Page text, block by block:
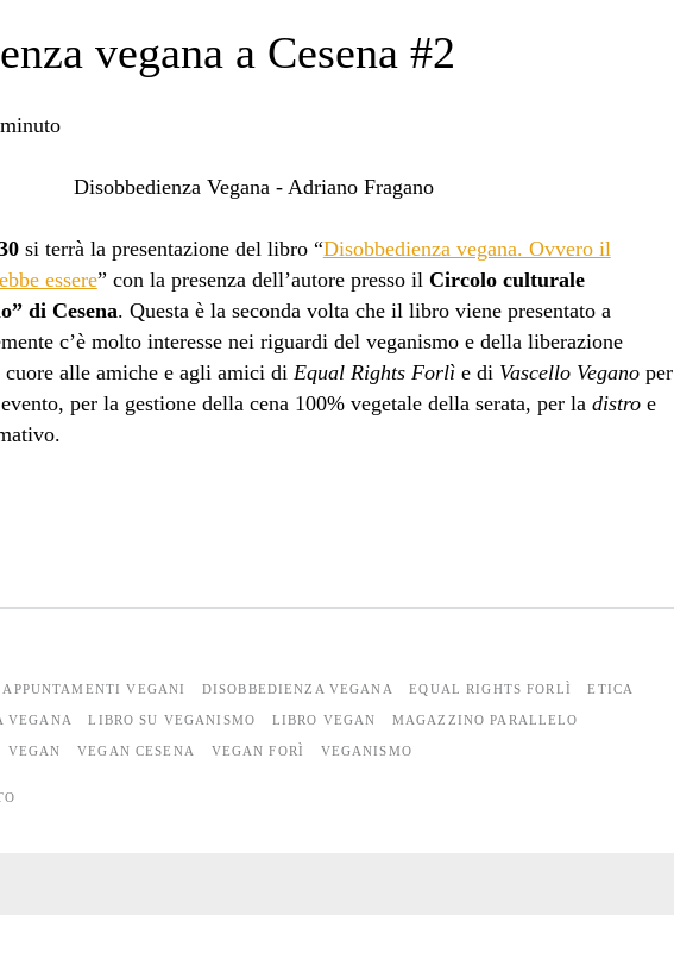
vegana a Cesena #2
minuto
si terrà la presentazione del libro “Disobbedienza vegana. Ovvero il
essere” con la presenza dell’autore presso il Circolo culturale
di Cesena. Questa è la seconda volta che il libro viene presentato a
c’è molto interesse nei riguardi del veganismo e della liberazione
alle amiche e agli amici di Equal Rights Forlìe di Vascello Veganoper
per la gestione della cena 100% vegetale della serata, per la distroe
APPUNTAMENTI VEGANI DISOBBEDIENZA VEGANA EQUAL RIGHTS FORLÌ ETICA
VEGANA LIBRO SU VEGANISMO LIBRO VEGAN MAGAZZINO PARALLELO
VEGAN VEGAN CESENA VEGAN FORÌ VEGANISMO